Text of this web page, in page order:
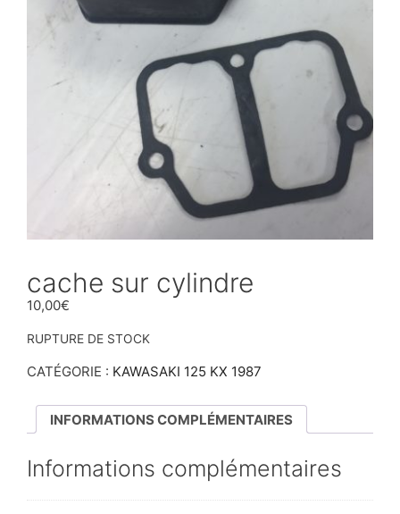
cache sur cylindre
10,00€
RUPTURE DE STOCK
CATÉGORIE : KAWASAKI 125 KX 1987
INFORMATIONS COMPLÉMENTAIRES
Informations complémentaires